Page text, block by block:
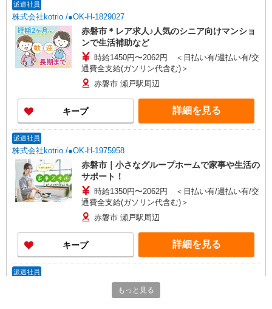
派遣社員
株式会社kotrio /●OK-H-1829027
赤磐市＊レア求人♪人気のシニア向けマンショ
ンで生活補助など
時給1450円〜2062円 ＜日払い有/週払い有/交
通費全支給(ガソリン代含む)＞
赤磐市 瀬戸駅周辺
キープ 詳細を見る
派遣社員
株式会社kotrio /●OK-H-1975958
赤磐市｜小さなグループホームで家事や生活の
サポート！
時給1350円〜2062円 ＜日払い有/週払い有/交
通費全支給(ガソリン代含む)＞
赤磐市 瀬戸駅周辺
キープ 詳細を見る
派遣社員
株式会社kotrio /●OK-H-2021294
赤磐市｜サ高住STAFF＊落ち着いた雰囲気で
もっと見る